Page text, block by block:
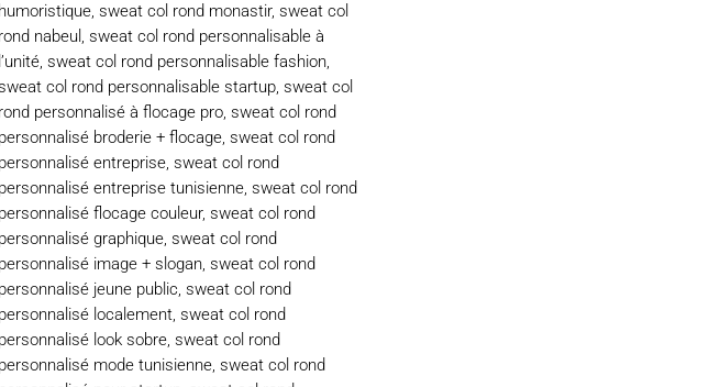
humoristique, sweat col rond monastir, sweat col
rond nabeul , sweat col rond personnalisable à
l’unité, sweat col rond personnalisable fashion,
sweat col rond personnalisable startup, sweat col
rond personnalisé à flocage pro, sweat col rond
personnalisé broderie + flocage, sweat col rond
personnalisé entreprise, sweat col rond
personnalisé entreprise tunisienne, sweat col rond
personnalisé flocage couleur, sweat col rond
personnalisé graphique, sweat col rond
personnalisé image + slogan, sweat col rond
personnalisé jeune public, sweat col rond
personnalisé localement, sweat col rond
personnalisé look sobre, sweat col rond
personnalisé mode tunisienne, sweat col rond